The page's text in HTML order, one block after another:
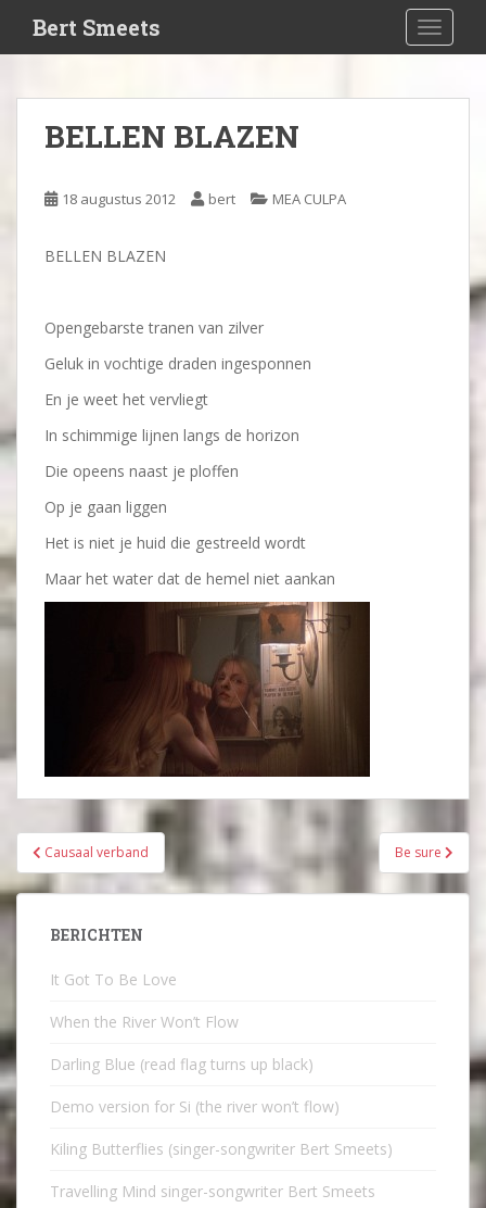
i
Bert Smeets
BELLEN BLAZEN
18 augustus 2012 bert MEA CULPA
BELLEN BLAZEN
Opengebarste tranen van zilver
Geluk in vochtige draden ingesponnen
En je weet het vervliegt
In schimmige lijnen langs de horizon
Die opeens naast je ploffen
Op je gaan liggen
Het is niet je huid die gestreeld wordt
Maar het water dat de hemel niet aankan
Bericht
navigatie
Causaal verband Be sure
BERICHTEN
It Got To Be Love
When the River Won’t Flow
Darling Blue (read flag turns up black)
Demo version for Si (the river won’t flow)
Kiling Butterflies (singer-songwriter Bert Smeets)
Travelling Mind singer-songwriter Bert Smeets